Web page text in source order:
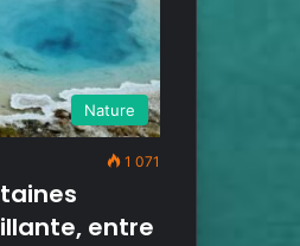
Nature
1 071
entre